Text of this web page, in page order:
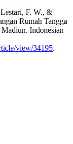
F. W., &
Rumah Tangga
Indonesian
view/34195.